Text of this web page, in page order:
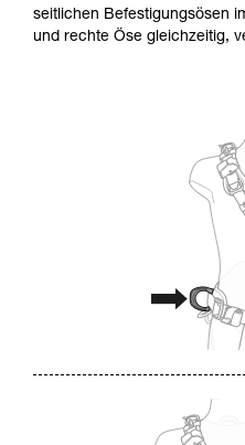
seitlichen Befestigungsösen
und rechte Öse gleichzeitig,